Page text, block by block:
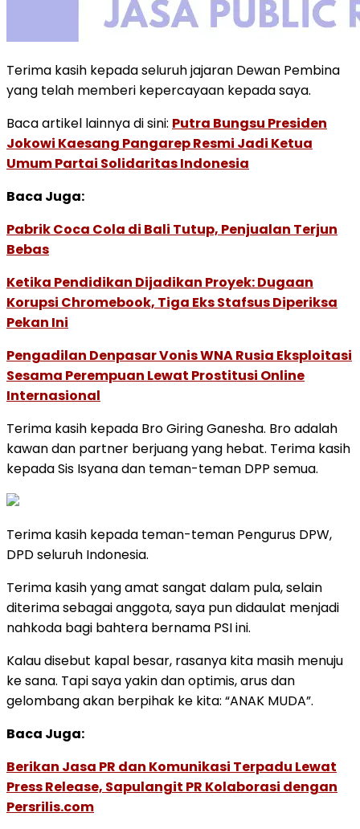
Terima kasih kepada seluruh jajaran Dewan Pembina
yang telah memberi kepercayaan kepada saya.
Baca artikel lainnya di sini: Putra Bungsu Presiden
Jokowi Kaesang Pangarep Resmi Jadi Ketua
Umum Partai Solidaritas Indonesia
Baca Juga:
Pabrik Coca Cola di Bali Tutup, Penjualan Terjun
Bebas
Ketika Pendidikan Dijadikan Proyek: Dugaan
Korupsi Chromebook, Tiga Eks Stafsus Diperiksa
Pekan Ini
Pengadilan Denpasar Vonis WNA Rusia Eksploitasi
Sesama Perempuan Lewat Prostitusi Online
Internasional
Terima kasih kepada Bro Giring Ganesha. Bro adalah
kawan dan partner berjuang yang hebat. Terima kasih
kepada Sis Isyana dan teman-teman DPP semua.
Terima kasih kepada teman-teman Pengurus DPW,
DPD seluruh Indonesia.
Terima kasih yang amat sangat dalam pula, selain
diterima sebagai anggota, saya pun didaulat menjadi
nahkoda bagi bahtera bernama PSI ini.
Kalau disebut kapal besar, rasanya kita masih menuju
ke sana. Tapi saya yakin dan optimis, arus dan
gelombang akan berpihak ke kita: “ANAK MUDA”.
Baca Juga:
Berikan Jasa PR dan Komunikasi Terpadu Lewat
Press Release, Sapulangit PR Kolaborasi dengan
Persrilis.com